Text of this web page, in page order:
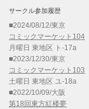
サークル参加履歴
■2024/08/12/東京
コミックマーケット104
月曜日 東地区 ト-17a
■2023/12/30/東京
コミックマーケット103
土曜日 東地区 ユ-18a
■2022/10/09/大阪
第18回東方紅楼夢